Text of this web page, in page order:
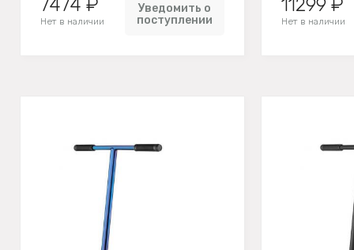
7474 ₽
Нет в наличии
Уведомить о
поступлении
11299 ₽
Нет в наличии